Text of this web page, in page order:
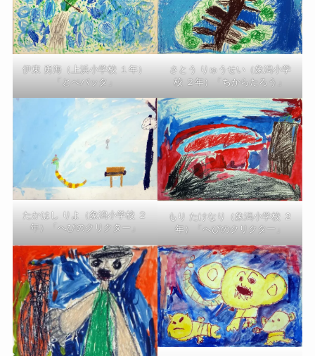
伊東 勇海（上浜小学校 １年）
「とべバッタ」
さとう りゅうせい（象潟小学
校 ２年）「ちからたろう」
たかはし りよ（象潟小学校 ２
年）「へびのクリクター」
もり たけなり（象潟小学校 ２
年）「へびのクリクター」